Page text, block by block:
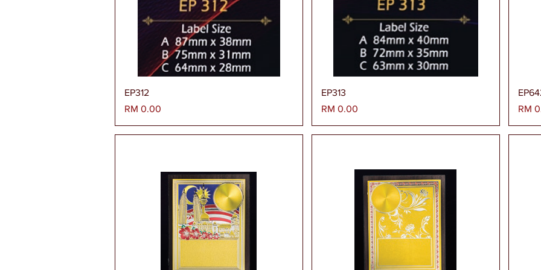
EP312
Harga
RM 0.00
EP313
Harga
RM 0.00
Harga
RM